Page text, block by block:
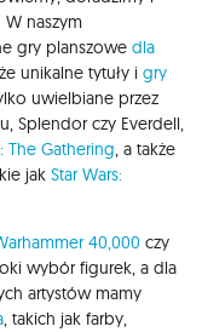
naszym
gry planszowe dla
unikalne tytuły i gry
uwielbiane przez
Splendor czy Everdell,
The Gathering, a także
jak Star Wars:
40,000 czy
wybór figurek, a dla
artystów mamy
, takich jak farby,